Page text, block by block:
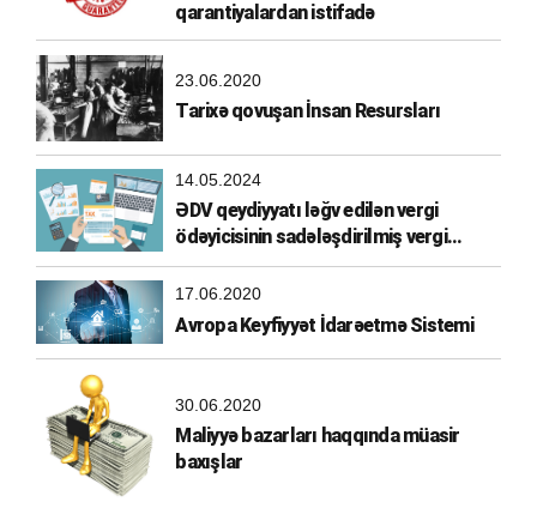
qarantiyalardan istifadə
23.06.2020
Tarixə qovuşan İnsan Resursları
14.05.2024
ƏDV qeydiyyatı ləğv edilən vergi
ödəyicisinin sadələşdirilmiş vergi
ödəyicisi olma hüququ
17.06.2020
Avropa Keyfiyyət İdarəetmə Sistemi
30.06.2020
Maliyyə bazarları haqqında müasir
baxışlar